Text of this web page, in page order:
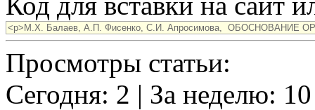
Просмотры статьи:
Сегодня: 2 | За неделю: